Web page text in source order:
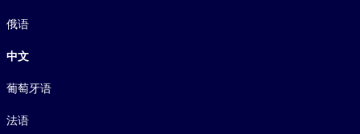
俄语
中文
葡萄牙语
法语